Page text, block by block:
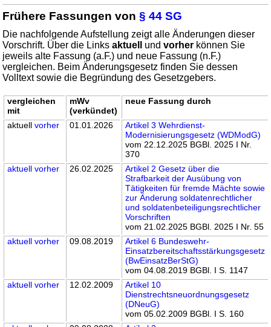
Frühere Fassungen von§ 44 SG
Die nachfolgende Aufstellung zeigt alle Änderungen dieser
Vorschrift. Über die Linksaktuell undvorher können Sie
jeweils alte Fassung (a.F.) und neue Fassung (n.F.)
vergleichen. Beim Änderungsgesetz finden Sie dessen
Volltext sowie die Begründung des Gesetzgebers.
vergleichen
mit
mWv
(verkündet)
neue Fassung durch
aktuellvorher 01.01.2026
Artikel 3 Wehrdienst-
Modernisierungsgesetz (WDModG)
vom 22.12.2025 BGBl. 2025 I Nr.
370
aktuell vorher 26.02.2025
Artikel 2 Gesetz über die
Strafbarkeit der Ausübung von
Tätigkeiten für fremde Mächte sowie
zur Änderung soldatenrechtlicher
und soldatenbeteiligungsrechtlicher
Vorschriften
vom 21.02.2025 BGBl. 2025 I Nr. 55
aktuell vorher 09.08.2019
Artikel 6 Bundeswehr-
Einsatzbereitschaftsstärkungsgesetz
(BwEinsatzBerStG)
vom 04.08.2019 BGBl. I S. 1147
aktuell vorher 12.02.2009
Artikel 10
Dienstrechtsneuordnungsgesetz
(DNeuG)
vom 05.02.2009 BGBl. I S. 160